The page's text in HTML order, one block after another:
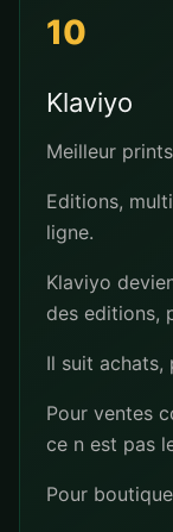
10
Klaviyo
Meilleur
Editions,
ligne.
Klaviyo
des editions,
Il suit achats,
Pour ventes
ce n est pas
Pour